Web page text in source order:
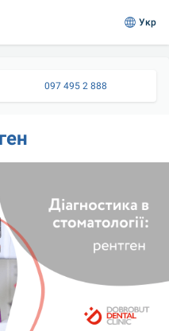
Укр
097 495 2 888